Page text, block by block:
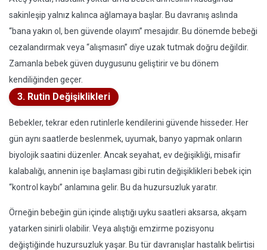
sakinleşip yalnız kalınca ağlamaya başlar. Bu davranış aslında
“bana yakın ol, ben güvende olayım” mesajıdır. Bu dönemde bebeği
cezalandırmak veya “alışmasın” diye uzak tutmak doğru değildir.
Zamanla bebek güven duygusunu geliştirir ve bu dönem
kendiliğinden geçer.
3. Rutin Değişiklikleri
Bebekler, tekrar eden rutinlerle kendilerini güvende hisseder. Her
gün aynı saatlerde beslenmek, uyumak, banyo yapmak onların
biyolojik saatini düzenler. Ancak seyahat, ev değişikliği, misafir
kalabalığı, annenin işe başlaması gibi rutin değişiklikleri bebek için
“kontrol kaybı” anlamına gelir. Bu da huzursuzluk yaratır.
Örneğin bebeğin gün içinde alıştığı uyku saatleri aksarsa, akşam
yatarken sinirli olabilir. Veya alıştığı emzirme pozisyonu
değiştiğinde huzursuzluk yaşar. Bu tür davranışlar hastalık belirtisi